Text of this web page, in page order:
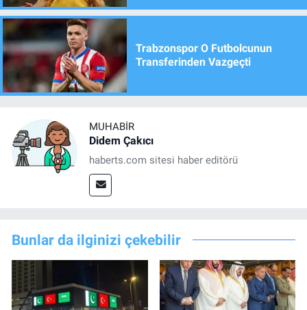
Trabzonspor O Futbolcunun
Transferinden Vazgeçti
MUHABIR
Didem Çakıcı
haberts.com sitesi haber editörü
Bunlar da ilginizi çekebilir